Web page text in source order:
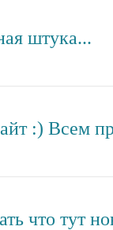
штука...
:) Всем
что тут